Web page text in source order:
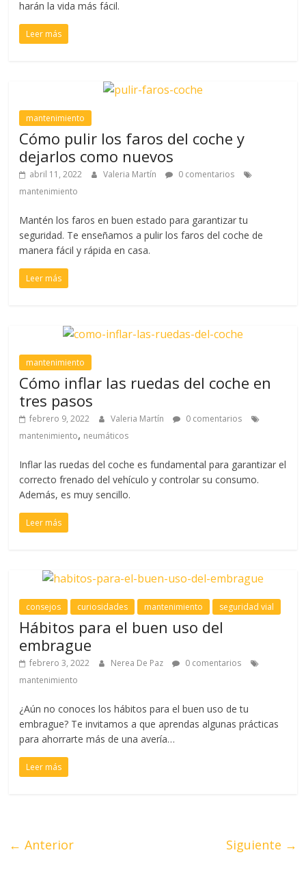
harán la vida más fácil.
Leer más
mantenimiento
Cómo pulir los faros del coche y
dejarlos como nuevos
abril 11, 2022 Valeria Martín
0 comentarios
mantenimiento
Mantén los faros en buen estado para garantizar tu
seguridad. Te enseñamos a pulir los faros del coche de
manera fácil y rápida en casa.
Leer más
mantenimiento
Cómo inflar las ruedas del coche en
tres pasos
febrero 9, 2022 Valeria Martín
0 comentarios
mantenimiento, neumáticos
Inflar las ruedas del coche es fundamental para garantizar el
correcto frenado del vehículo y controlar su consumo.
Además, es muy sencillo.
Leer más
consejos curiosidades mantenimiento seguridad vial
Hábitos para el buen uso del
embrague
febrero 3, 2022 Nerea De Paz
0 comentarios
mantenimiento
¿Aún no conoces los hábitos para el buen uso de tu
embrague? Te invitamos a que aprendas algunas prácticas
para ahorrarte más de una avería…
Leer más
← Anterior Siguiente →